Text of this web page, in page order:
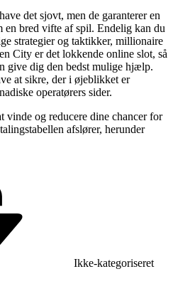
det sjovt, men de garanterer en
en bred vifte af spil. Endelig kan du
strategier og taktikker, millionaire
City er det lokkende online slot, så
give dig den bedst mulige hjælp.
at sikre, der i øjeblikket er
operatørers sider.
vinde og reducere dine chancer for
afslører, herunder
Ikke-kategoriseret